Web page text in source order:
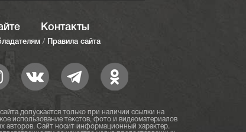
Контакты
/ Правила сайта
допускается только при наличии ссылки на
использование текстов, фото и видеоматериалов
авторов. Сайт носит информационный характер.